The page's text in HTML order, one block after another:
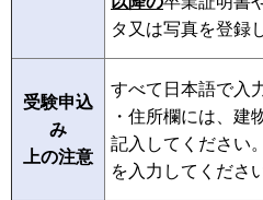
タ又は写真を登録
受験申込
み
上の注意
すべて日本語で入
・住所欄には、建
記入してください
を入力してくださ